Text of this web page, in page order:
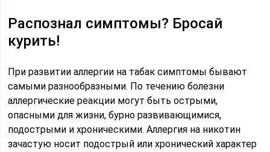
Распознал симптомы? Бросай
курить!
При развитии аллергии на табак симптомы бывают
самыми разнообразными. По течению болезни
аллергические реакции могут быть острыми,
опасными для жизни, бурно развивающимися,
подострыми и хроническими. Аллергия на никотин
зачастую носит подострый или хронический характер